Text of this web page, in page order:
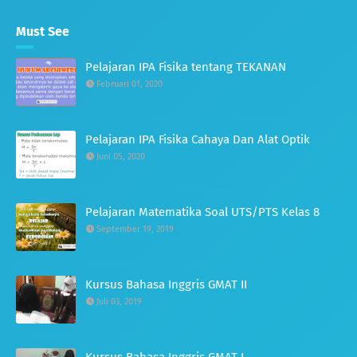
Must See
Pelajaran IPA Fisika tentang TEKANAN
Februari 01, 2020
Pelajaran IPA Fisika Cahaya Dan Alat Optik
Juni 05, 2020
Pelajaran Matematika Soal UTS/PTS Kelas 8
September 19, 2019
Kursus Bahasa Inggris GMAT II
Juli 03, 2019